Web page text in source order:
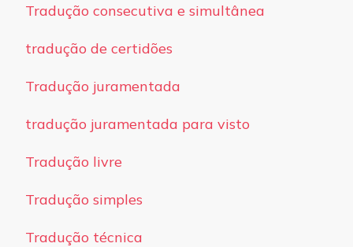
Tradução consecutiva e simultânea
tradução de certidões
Tradução juramentada
tradução juramentada para visto
Tradução livre
Tradução simples
Tradução técnica